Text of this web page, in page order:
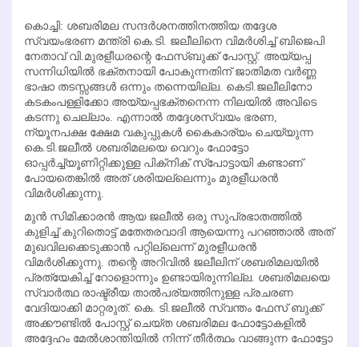
കൊച്ചി: ശബരിമല സന്ദര്‍ശനത്തിനത്തിയ തദ്ദേശ
സ്വയംഭരണ മന്ത്രി കെ.ടി. ജലീലിനെ വിമര്‍ശിച്ച് ബിജെപി
നേതാവ് വി.മുരളീധരന്റെ ഫേസ്ബുക്ക് പോസ്റ്റ്. അയ്യപ്പ
സന്നിധിയില്‍ ഭക്തനായി പോകുന്നതിന് ജാതിമത വര്‍ണ്ണ
ഭാഷാ തടസ്സങ്ങള്‍ ഒന്നും തന്നെയില്ല. കെടി.ജലീലിനോ
കടകംപള്ളിക്കോ അയ്യപ്പഭക്തനെന്ന നിലയില്‍ അവിടെ
കടന്നു ചെല്ലാം. എന്നാല്‍ തദ്ദേശസ്വയം ഭരണ,
ന്യൂനപക്ഷ ക്ഷേമ വകുപ്പുകള്‍ കൈകാര്യം ചെയ്യുന്ന
കെ.ടി.ജലീല്‍ ശബരിമലയെ വെറും ഫോട്ടോ
ഓപ്പര്‍ച്ച്‌യൂണിറ്റിക്കുള്ള പിക്‌നിക് സ്‌പോട്ടായി കണ്ടാണ്
പോയതെങ്കില്‍ അത് ശരിയല്ലെന്നും മുരളീധരന്‍
വിമര്‍ശിക്കുന്നു.
മുന്‍ സിമിക്കാരന്‍ ആയ ജലീല്‍ ഒരു സുപ്രഭാതത്തില്‍
കുളിച്ച് കുറിതൊട്ട് മതേതരവാദി ആയെന്നു പറഞ്ഞാല്‍ അത്
മുഖവിലക്കെടുക്കാന്‍ പറ്റില്ലെന്ന് മുരളീധരന്‍
വിമര്‍ശിക്കുന്നു. തന്റെ അറിവില്‍ ജലീലിന് ശബരിമലയില്‍
പ്രത്യേകിച്ച് റോളൊന്നും ഉണ്ടായിരുന്നില്ല. ശബരിമലയെ
സ്വാര്‍ത്ഥ രാഷ്ട്രീയ താല്‍പര്യത്തിനുള്ള പ്രചരണ
വേദിയാക്കി മാറ്റരുത്. കെ. ടി.ജലീല്‍ സ്വന്തം ഫേസ് ബുക്ക്
അക്കൗണ്ടില്‍ പോസ്റ്റ് ചെയ്ത ശബരിമല ഫോട്ടോകളില്‍
അദ്ദേഹം മേല്‍ശാന്തിയില്‍ നിന്ന് തീര്‍ത്ഥം വാങ്ങുന്ന ഫോട്ടോ